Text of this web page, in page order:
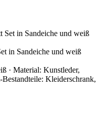
in Sandeiche und weiß
· Material: Kunstleder,
Kleiderschrank,